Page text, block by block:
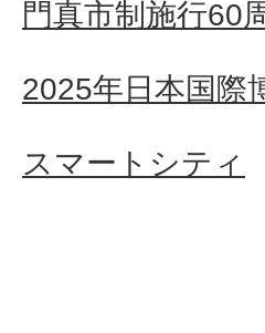
門真市制施行60
2025年日本国際
スマートシティ